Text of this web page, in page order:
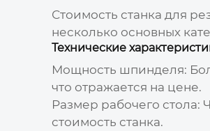
Стоимость станка для
несколько основных
Технические
Мощность шпинделя:
что отражается на цене.
Размер рабочего стола:
стоимость станка.